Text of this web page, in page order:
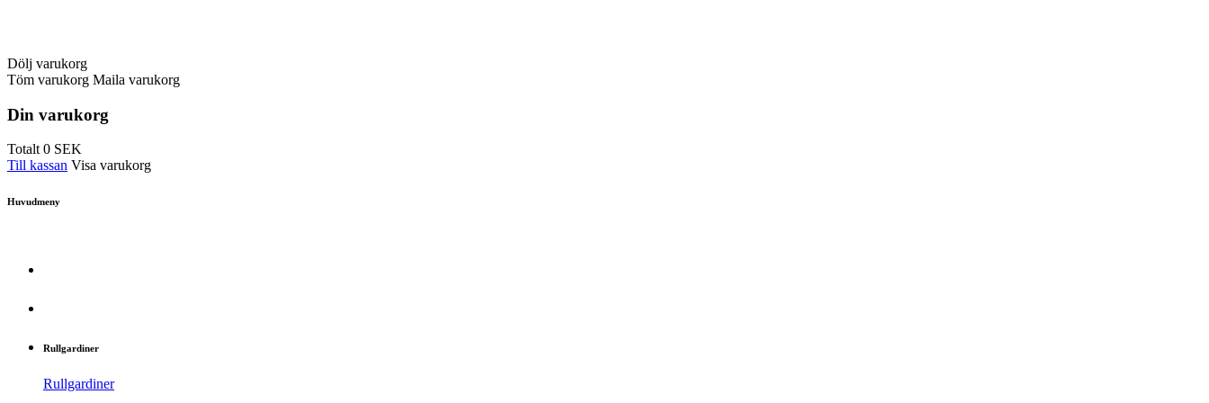
Dölj varukorg
Töm varukorg Maila varukorg
Din varukorg
Totalt0 SEK
Till kassan Visa varukorg
Huvudmeny
Rullgardiner
Rullgardiner